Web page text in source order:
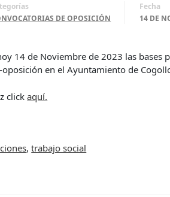
DE OPOSICIÓN
Fecha
14 DE
14 de Noviembre de 2023 las bases
en el Ayuntamiento de
clickaquí.
,trabajo social